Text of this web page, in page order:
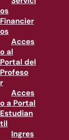
os
Financier
os
Acces
o al
Portal del
Profeso
r
Acces
o a Portal
Estudian
til
Ingres